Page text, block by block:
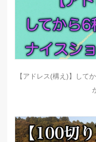
【アドレス(構え)】して